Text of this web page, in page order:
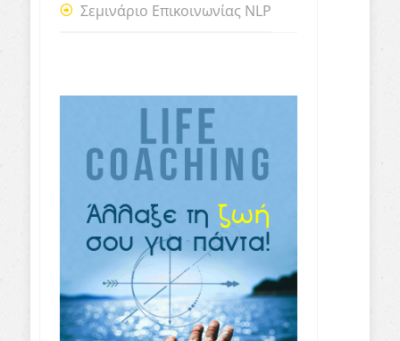
Σεμινάριο Επικοινωνίας NLP